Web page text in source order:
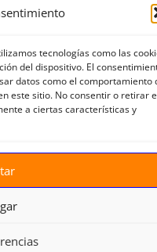
tecnologías como las
del dispositivo. El
datos como el comportamiento
este sitio. No consentir o retirar
a ciertas características y